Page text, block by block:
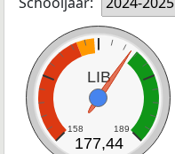
LIB
158 189
177,44